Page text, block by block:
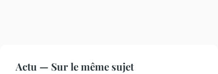
Actu — Sur le même sujet